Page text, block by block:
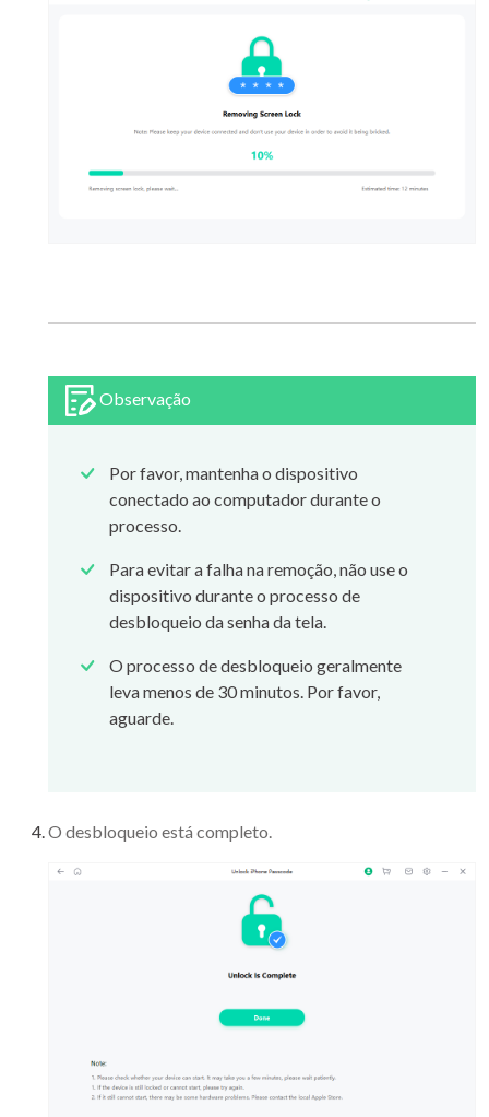
Observação
Por favor, mantenha o dispositivo
conectado ao computador durante o
processo.
Para evitar a falha na remoção, não use o
dispositivo durante o processo de
desbloqueio da senha da tela.
O processo de desbloqueio geralmente
leva menos de 30 minutos. Por favor,
aguarde.
O desbloqueio está completo.